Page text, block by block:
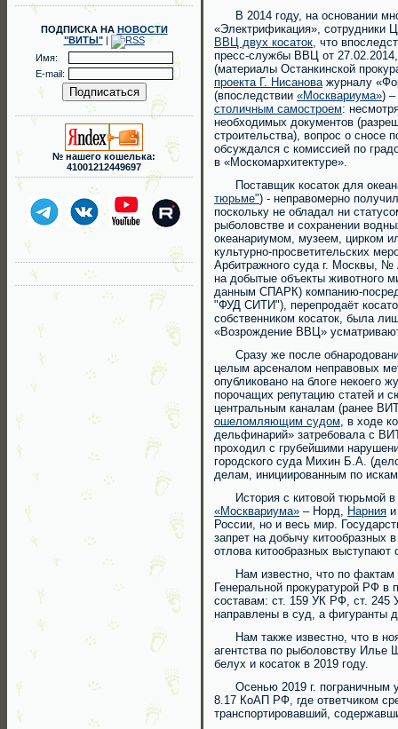
ПОДПИСКА НА НОВОСТИ
"ВИТЫ"|
Имя:
E-mail:
№ нашего кошелька:
41001212449697
В 2014 году, на основании
«Электрификация», сотрудники
ВВЦ двух косаток, что
пресс-службы ВВЦ от
(материалы Останкинской
проекта Г. Нисановажурналу
(впоследствии «Москвариума») –
столичным самостроем:
необходимых документов
строительства), вопрос о сносе
обсуждался с комиссией по
в «Москомархитектуре».
Поставщик косаток для
тюрьме") - неправомерно
поскольку не обладал ни
рыболовстве и сохранении
океанариумом, музеем, цирком
культурно-просветительских
Арбитражного суда г. Москвы, №
на добытые объекты животного
данным СПАРК) компанию-
"ФУД СИТИ"), перепродаёт
собственником косаток, была
«Возрождение ВВЦ»
Сразу же после
целым арсеналом неправовых
опубликовано на блоге некоего
порочащих репутацию статей и
центральным каналам (ранее
ошеломляющим судом, в ходе
дельфинарий» затребовала с
проходил с грубейшими
городского суда Михин Б.А.
делам, инициированным по
История с китовой тюрьмой в
«Москвариума» – Норд, Нарния
России, но и весь мир.
запрет на добычу китообразных
отлова китообразных
Нам известно, что по фактам
Генеральной прокуратурой РФ
составам: ст. 159 УК РФ, ст.
направлены в суд, а фигуранты
Нам также известно, что в
агентства по рыболовству Илье
белух и косаток в 2019 году.
Осенью 2019 г. пограничным
8.17 КоАП РФ, где ответчиком
транспортировавший,